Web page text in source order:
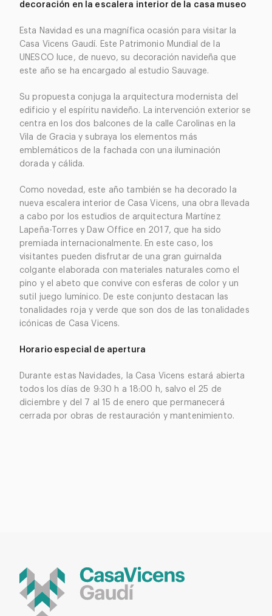
decoración en la escalera interior de la casa museo
Esta Navidad es una magnífica ocasión para visitar la
Casa Vicens Gaudí. Este Patrimonio Mundial de la
UNESCO luce, de nuevo, su decoración navideña que
este año se ha encargado al estudio Sauvage.
Su propuesta conjuga la arquitectura modernista del
edificio y el espíritu navideño. La intervención exterior se
centra en los dos balcones de la calle Carolinas en la
Vila de Gracia y subraya los elementos más
emblemáticos de la fachada con una iluminación
dorada y cálida.
Como novedad, este año también se ha decorado la
nueva escalera interior de Casa Vicens, una obra llevada
a cabo por los estudios de arquitectura Martínez
Lapeña-Torres y Daw Office en 2017, que ha sido
premiada internacionalmente. En este caso, los
visitantes pueden disfrutar de una gran guirnalda
colgante elaborada con materiales naturales como el
pino y el abeto que convive con esferas de color y un
sutil juego lumínico. De este conjunto destacan las
tonalidades roja y verde que son dos de las tonalidades
icónicas de Casa Vicens.
Horario especial de apertura
Durante estas Navidades, la Casa Vicens estará abierta
todos los días de 9:30 h a 18:00 h, salvo el 25 de
diciembre y del 7 al 15 de enero que permanecerá
cerrada por obras de restauración y mantenimiento.